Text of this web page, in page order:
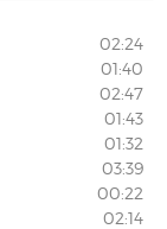
02:24
01:40
02:47
01:43
01:32
03:39
00:22
02:14